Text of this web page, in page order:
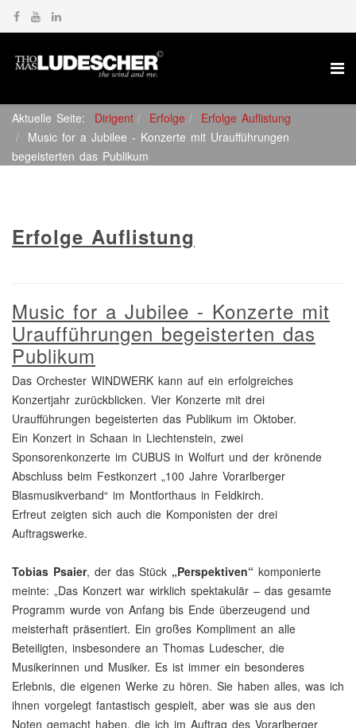
Aktuelle Seite: Dirigent Erfolge
Erfolge Auflistung
Music for a Jubilee - Konzerte mit Uraufführungen
begeisterten das Publikum
Erfolge Auflistung
Music for a Jubilee - Konzerte mit
Uraufführungen begeisterten das
Publikum
Das Orchester WINDWERK kann auf ein erfolgreiches
Konzertjahr zurückblicken. Vier Konzerte mit drei
Uraufführungen begeisterten das Publikum im Oktober.
Ein Konzert in Schaan in Liechtenstein, zwei
Sponsorenkonzerte im CUBUS in Wolfurt und der krönende
Abschluss beim Festkonzert „100 Jahre Vorarlberger
Blasmusikverband“ im Montforthaus in Feldkirch.
Erfreut zeigten sich auch die Komponisten der drei
Auftragswerke.
Tobias Psaier, der das Stück „Perspektiven“ komponierte
meinte: „Das Konzert war wirklich spektakulär – das gesamte
Programm wurde von Anfang bis Ende überzeugend und
meisterhaft präsentiert. Ein großes Kompliment an alle
Beteiligten, insbesondere an Thomas Ludescher, die
Musikerinnen und Musiker. Es ist immer ein besonderes
Erlebnis, die eigenen Werke zu hören. Sie haben alles, was ich
ihnen vorgelegt fantastisch gespielt, aber was sie aus den
Noten gemacht haben, die ich im Auftrag des Vorarlberger